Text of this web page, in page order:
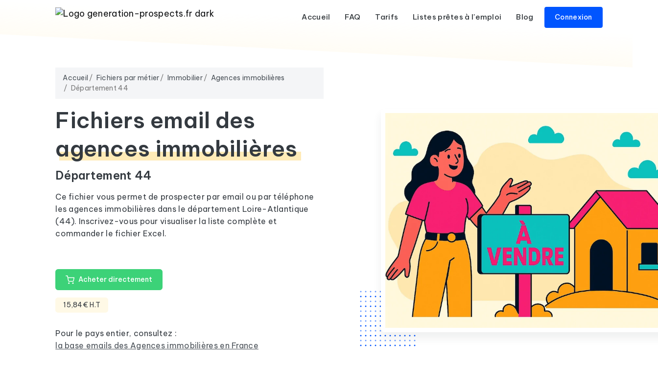
Accueil FAQ Tarifs Listes prêtes à l'emploi Blog Connexion
Accueil Fichiers par métier Immobilier
Agences immobilières
Département 44
Fichiers email des
agences immobilières
Département 44
Ce fichier vous permet de prospecter par email ou par téléphone
les agences immobilières dans le département Loire-Atlantique
(44). Inscrivez-vous pour visualiser la liste complète et
commander le fichier Excel.
Acheter directement
15,84€ H.T
Pour le pays entier, consultez :
la base emails des Agences immobilières en France